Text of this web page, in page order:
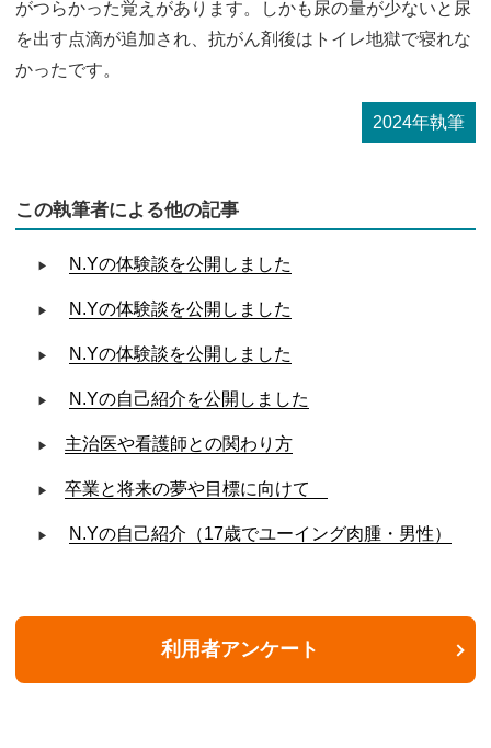
がつらかった覚えがあります。しかも尿の量が少ないと尿
を出す点滴が追加され、抗がん剤後はトイレ地獄で寝れな
かったです。
2024年執筆
この執筆者による他の記事
N.Yの体験談を公開しました
N.Yの体験談を公開しました
N.Yの体験談を公開しました
N.Yの自己紹介を公開しました
​主治医や看護師との関わり方
​卒業と将来の夢や目標に向けて
N.Yの自己紹介（17歳でユーイング肉腫・男性）
利用者アンケート